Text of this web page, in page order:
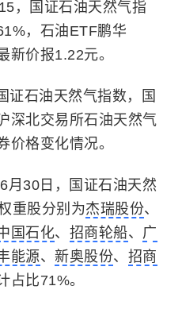
，国证石油天然气指
，石油ETF鹏华
新价报1.22元。
证石油天然气指数，国
深北交易所石油天然气
价格变化情况。
月30日，国证石油天然
重股分别为杰瑞股份、
国石化、 招商轮船、 广
能源、 新奥股份、 招商
占比71%。